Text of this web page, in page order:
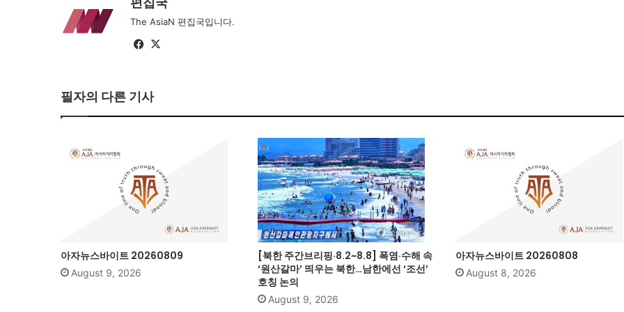
The AsiaN 편집국입니다.
Fa
ok
필자의 다른 기사
아자뉴스바이트 20260809
August 9, 2026
[북한 주간브리핑·8.2~8.8] 폭염·수해 속
‘원산갈마’ 띄우는 북한…남한에선 ‘조선’
호칭 논의
August 9, 2026
아자뉴스바이트 20260808
August 8, 2026